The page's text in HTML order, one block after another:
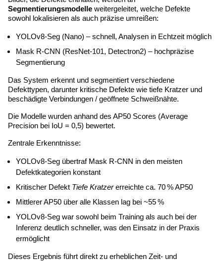
Segmentierungsmodelle weitergeleitet, welche Defekte
sowohl lokalisieren als auch präzise umreißen:
YOLOv8-Seg (Nano) – schnell, Analysen in Echtzeit möglich
Mask R-CNN (ResNet-101, Detectron2) – hochpräzise
Segmentierung
Das System erkennt und segmentiert verschiedene
Defekttypen, darunter kritische Defekte wie tiefe Kratzer und
beschädigte Verbindungen / geöffnete Schweißnähte.
Die Modelle wurden anhand des AP50 Scores (Average
Precision bei IoU = 0,5) bewertet.
Zentrale Erkenntnisse:
YOLOv8-Seg übertraf Mask R-CNN in den meisten
Defektkategorien konstant
Kritischer Defekt Tiefe Kratzer erreichte ca. 70 % AP50
Mittlerer AP50 über alle Klassen lag bei ~55 %
YOLOv8-Seg war sowohl beim Training als auch bei der
Inferenz deutlich schneller, was den Einsatz in der Praxis
ermöglicht
Dieses Ergebnis führt direkt zu erheblichen Zeit- und